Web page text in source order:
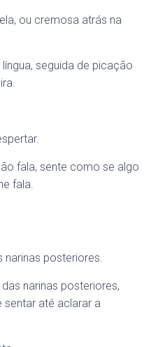
ou cremosa atrás na
seguida de picação
fala, sente como se algo
fala.
narinas posteriores.
narinas posteriores,
sentar até aclarar a